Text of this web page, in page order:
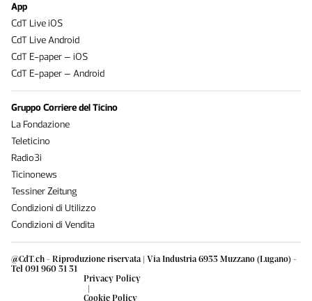
@CdT.ch - Riproduzione riservata | Via Industria 6933 Muzzano (Lugano) -
Tel 091 960 31 31
Privacy Policy
|
Cookie Policy
App
CdT Live iOS
CdT Live Android
CdT E-paper – iOS
CdT E-paper – Android
Gruppo Corriere del Ticino
La Fondazione
Teleticino
Radio3i
Ticinonews
Tessiner Zeitung
Condizioni di Utilizzo
Condizioni di Vendita